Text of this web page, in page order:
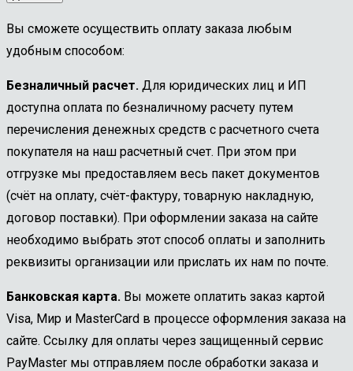
Вы сможете осуществить оплату заказа любым
удобным способом:
Безналичный расчет. Для юридических лиц и ИП
доступна оплата по безналичному расчету путем
перечисления денежных средств с расчетного счета
покупателя на наш расчетный счет. При этом при
отгрузке мы предоставляем весь пакет документов
(счёт на оплату, счёт-фактуру, товарную накладную,
договор поставки). При оформлении заказа на сайте
необходимо выбрать этот способ оплаты и заполнить
реквизиты организации или прислать их нам по почте.
Банковская карта. Вы можете оплатить заказ картой
Visa, Мир и MasterCard в процессе оформления заказа на
сайте. Ссылку для оплаты через защищенный сервис
PayMaster мы отправляем после обработки заказа и